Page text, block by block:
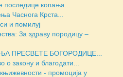
последице копања...
Часнога Крста...
и помилуј
За здраву породицу –
ПРЕСВЕТЕ БОГОРОДИЦЕ...
закону и благодати...
- промоција у